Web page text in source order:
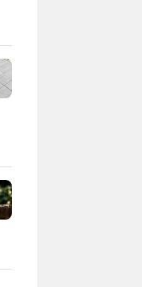
Bazénový
datacentrum. Měla